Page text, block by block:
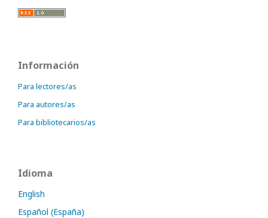
Información
Para lectores/as
Para autores/as
Para bibliotecarios/as
Idioma
English
Español (España)